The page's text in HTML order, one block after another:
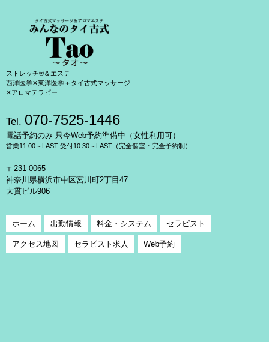
ストレッチ®＆エステ
西洋医学✕東洋医学＋タイ古式マッサージ
✕アロマテラピー
Tel. 070-7525-1446
電話予約のみ 只今Web予約準備中（女性利用可）
営業11:00～LAST 受付10:30～LAST（完全個室・完全予約制）
〒231-0065
神奈川県横浜市中区宮川町2丁目47
大貫ビル906
ホーム 出勤情報 料金・システム セラピスト
アクセス地図 セラピスト求人 Web予約